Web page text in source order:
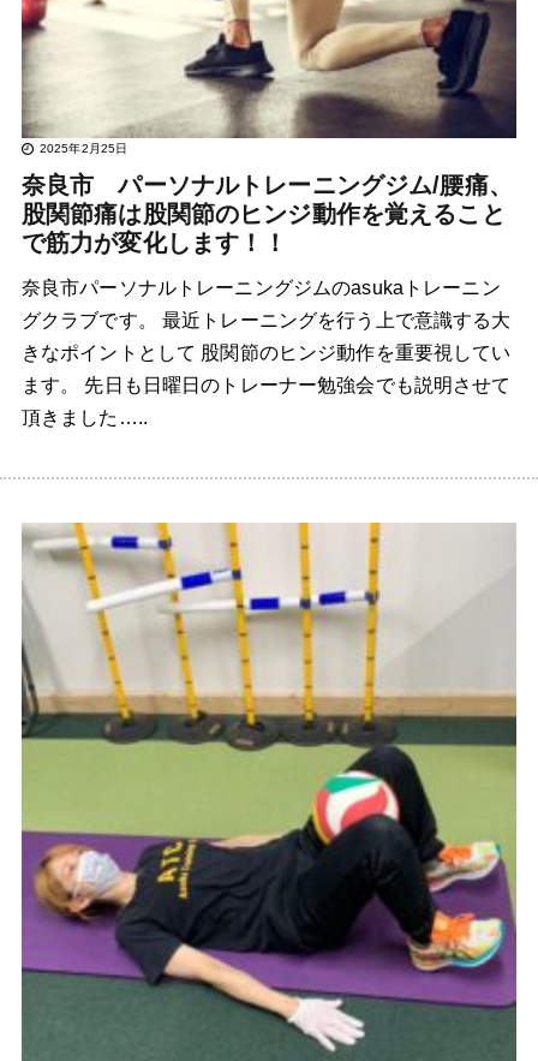
2025年2月25日
奈良市 パーソナルトレーニングジム/腰痛、
股関節痛は股関節のヒンジ動作を覚えること
で筋力が変化します！！
奈良市パーソナルトレーニングジムのasukaトレーニン
グクラブです。 最近トレーニングを行う上で意識する大
きなポイントとして 股関節のヒンジ動作を重要視してい
ます。 先日も日曜日のトレーナー勉強会でも説明させて
頂きました…..